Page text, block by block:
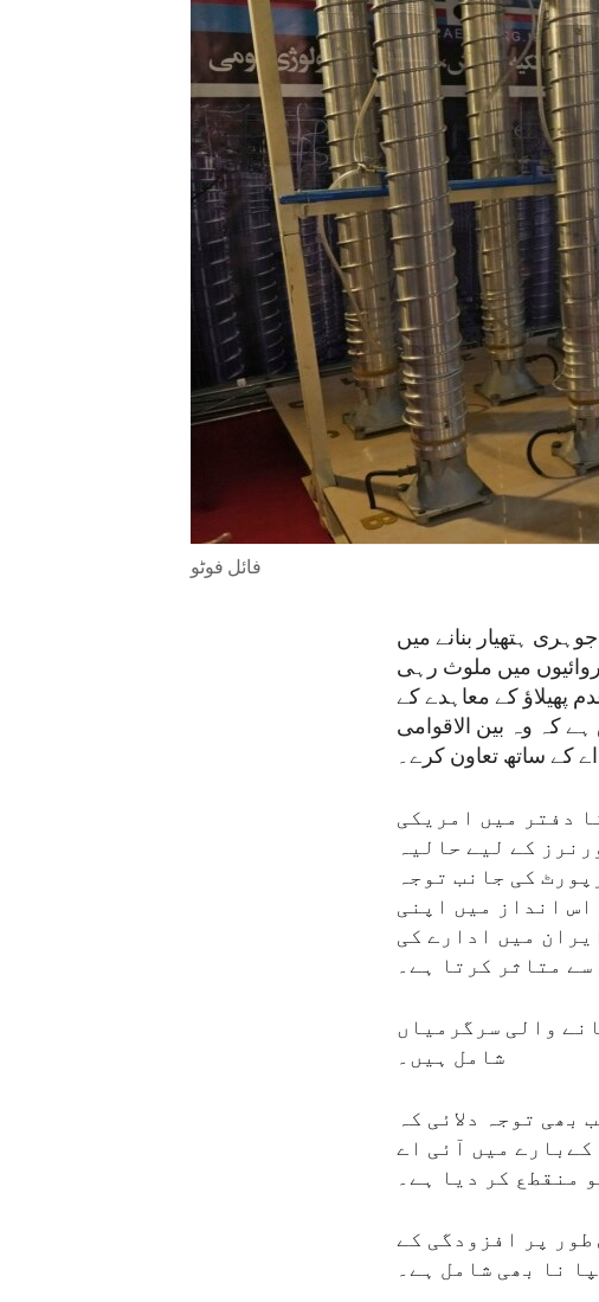
IDEALS AND INSTITUTIONS
فائل فوٹو
ہتھیار بنانے میں
میں ملوث رہی
کے معاہدے کے
کہ وہ بین الاقوامی
اے کے ساتھ تعاون کرے۔
دفتر میں امریکی
کے لیے حالیہ
کی جانب توجہ
اس انداز میں اپنی
میں ادارے کی
متاثر کرتا ہے۔
والی سرگرمیاں
شامل ہیں۔
توجہ دلائی کہ
میں آئی اے
منقطع کر دیا ہے۔
پر افزودگی کے
نا بھی شامل ہے۔